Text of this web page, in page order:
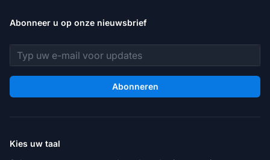
Abonneer u op onze nieuwsbrief
E-mailadres
Abonneren
Kies uw taal